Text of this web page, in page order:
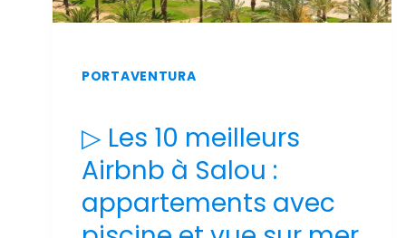
PORTAVENTURA
▷ Les 10 meilleurs
Airbnb à Salou :
appartements avec